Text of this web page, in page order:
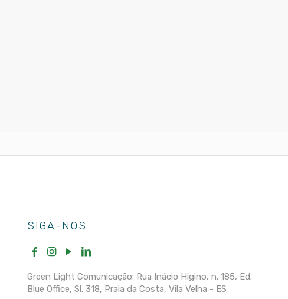
SIGA-NOS
Green Light Comunicação: Rua Inácio Higino, n. 185, Ed.
Blue Office, Sl. 318, Praia da Costa, Vila Velha - ES